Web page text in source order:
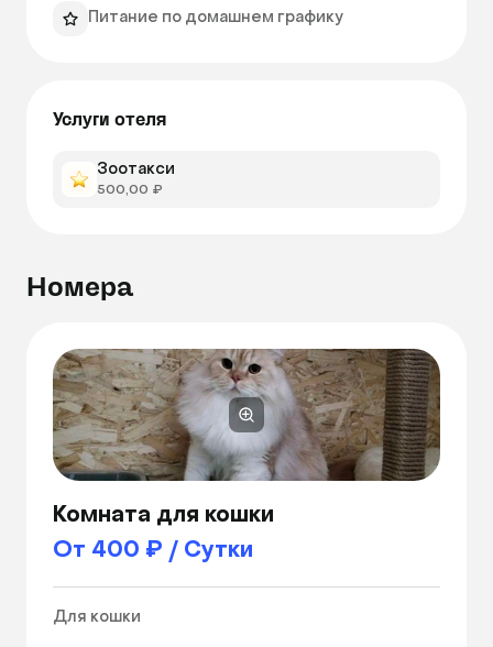
Питание по домашнем графику
Услуги отеля
Зоотакси
500,00 ₽
Номера
Комната для кошки
От 400 ₽ / Сутки
Для кошки